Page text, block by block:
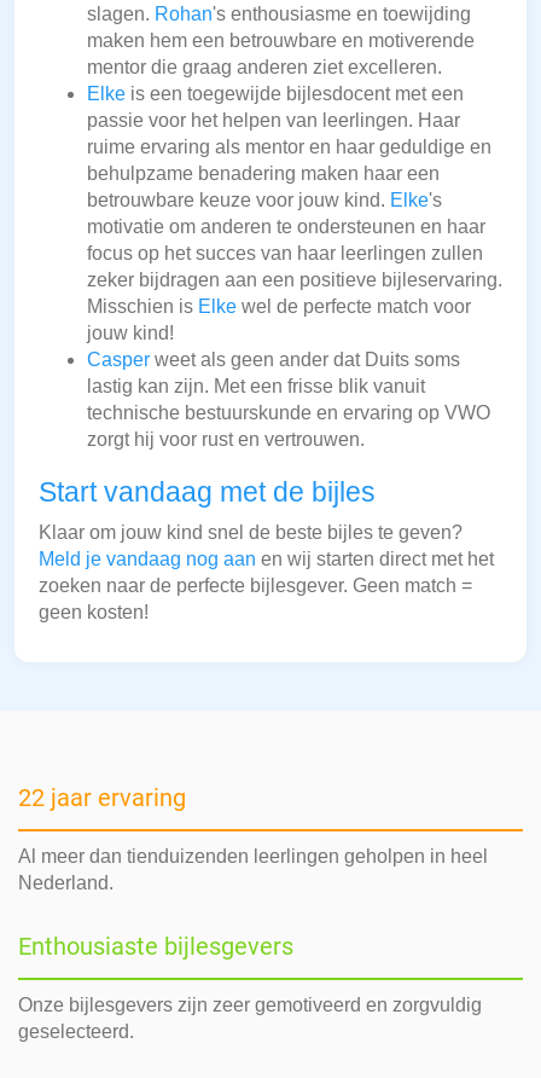
slagen. Rohan's enthousiasme en toewijding
maken hem een betrouwbare en motiverende
mentor die graag anderen ziet excelleren.
Elke is een toegewijde bijlesdocent met een
passie voor het helpen van leerlingen. Haar
ruime ervaring als mentor en haar geduldige en
behulpzame benadering maken haar een
betrouwbare keuze voor jouw kind. Elke's
motivatie om anderen te ondersteunen en haar
focus op het succes van haar leerlingen zullen
zeker bijdragen aan een positieve bijleservaring.
Misschien is Elke wel de perfecte match voor
jouw kind!
Casper weet als geen ander dat Duits soms
lastig kan zijn. Met een frisse blik vanuit
technische bestuurskunde en ervaring op VWO
zorgt hij voor rust en vertrouwen.
Start vandaag met de bijles
Klaar om jouw kind snel de beste bijles te geven?
Meld je vandaag nog aan en wij starten direct met het
zoeken naar de perfecte bijlesgever. Geen match =
geen kosten!
22 jaar ervaring
Al meer dan tienduizenden leerlingen geholpen in heel
Nederland.
Enthousiaste bijlesgevers
Onze bijlesgevers zijn zeer gemotiveerd en zorgvuldig
geselecteerd.